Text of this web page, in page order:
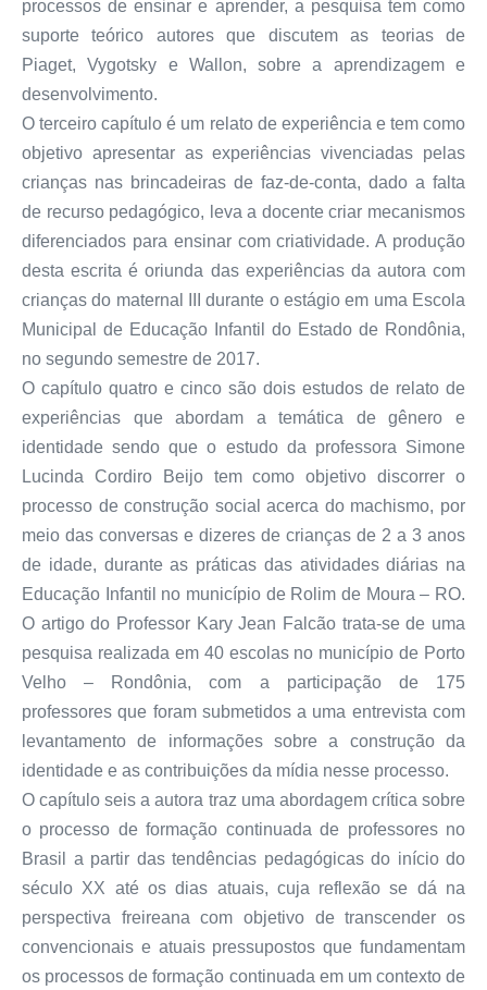
processos de ensinar e aprender, a pesquisa tem como
suporte teórico autores que discutem as teorias de
Piaget, Vygotsky e Wallon, sobre a aprendizagem e
desenvolvimento.
O terceiro capítulo é um relato de experiência e tem como
objetivo apresentar as experiências vivenciadas pelas
crianças nas brincadeiras de faz-de-conta, dado a falta
de recurso pedagógico, leva a docente criar mecanismos
diferenciados para ensinar com criatividade. A produção
desta escrita é oriunda das experiências da autora com
crianças do maternal III durante o estágio em uma Escola
Municipal de Educação Infantil do Estado de Rondônia,
no segundo semestre de 2017.
O capítulo quatro e cinco são dois estudos de relato de
experiências que abordam a temática de gênero e
identidade sendo que o estudo da professora Simone
Lucinda Cordiro Beijo tem como objetivo discorrer o
processo de construção social acerca do machismo, por
meio das conversas e dizeres de crianças de 2 a 3 anos
de idade, durante as práticas das atividades diárias na
Educação Infantil no município de Rolim de Moura – RO.
O artigo do Professor Kary Jean Falcão trata-se de uma
pesquisa realizada em 40 escolas no município de Porto
Velho – Rondônia, com a participação de 175
professores que foram submetidos a uma entrevista com
levantamento de informações sobre a construção da
identidade e as contribuições da mídia nesse processo.
O capítulo seis a autora traz uma abordagem crítica sobre
o processo de formação continuada de professores no
Brasil a partir das tendências pedagógicas do início do
século XX até os dias atuais, cuja reflexão se dá na
perspectiva freireana com objetivo de transcender os
convencionais e atuais pressupostos que fundamentam
os processos de formação continuada em um contexto de